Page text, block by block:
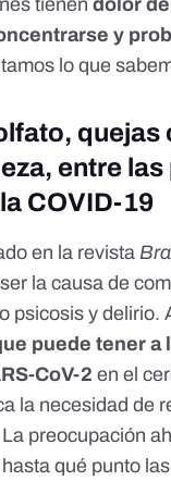
tienen dolor
y
lo que
quejas
entre
COVID-19
en la revista
la causa de
psicosis y delirio.
puede tener a
CoV-2 en el
la necesidad de
La preocupación
qué punto